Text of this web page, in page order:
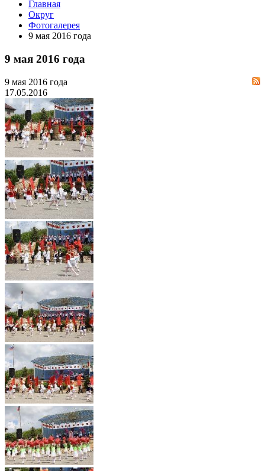
Главная
Округ
Фотогалерея
9 мая 2016 года
9 мая 2016 года
9 мая 2016 года
17.05.2016